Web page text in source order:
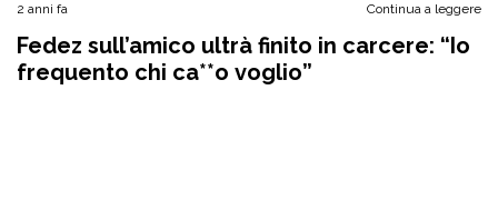
2 anni fa Continua a leggere
Fedez sull’amico ultrà finito in carcere: “Io
frequento chi ca**o voglio”